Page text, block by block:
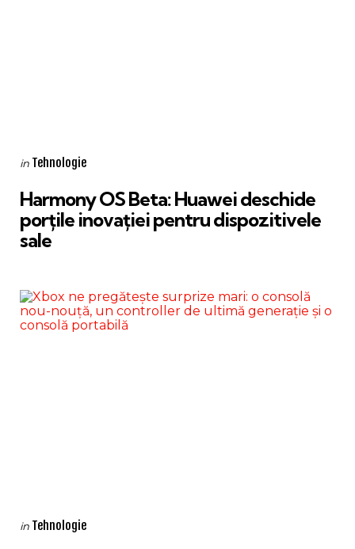
Categories
Posted
in Tehnologie
Harmony OS Beta: Huawei deschide
porțile inovației pentru dispozitivele
sale
Categories
Posted
in Tehnologie